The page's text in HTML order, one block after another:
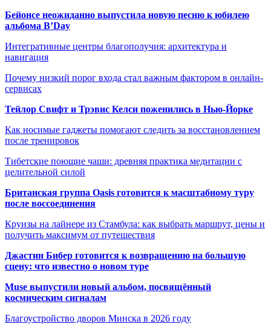
Бейонсе неожиданно выпустила новую песню к юбилею
альбома B’Day
Интегративные центры благополучия: архитектура и
навигация
Почему низкий порог входа стал важным фактором в онлайн-
сервисах
Тейлор Свифт и Трэвис Келси поженились в Нью-Йорке
Как носимые гаджеты помогают следить за восстановлением
после тренировок
Тибетские поющие чаши: древняя практика медитации с
целительной силой
Британская группа Oasis готовится к масштабному туру
после воссоединения
Круизы на лайнере из Стамбула: как выбрать маршрут, цены и
получить максимум от путешествия
Джастин Бибер готовится к возвращению на большую
сцену: что известно о новом туре
Muse выпустили новый альбом, посвящённый
космическим сигналам
Благоустройство дворов Минска в 2026 году